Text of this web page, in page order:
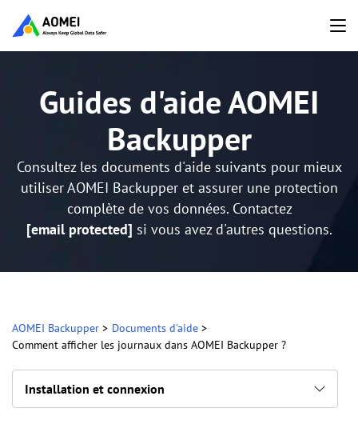
Guides d'aide AOMEI
Backupper
Consultez les documents d'aide suivants pour mieux
utiliser AOMEI Backupper et assurer une protection
complète de vos données. Contactez
[email protected] si vous avez d'autres questions.
AOMEI Backupper > Documents d'aide >
Comment afficher les journaux dans AOMEI Backupper ?
Installation et connexion